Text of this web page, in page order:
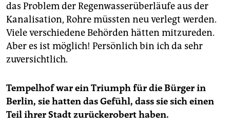
das Problem der Regenwasserüberläufe aus der
Kanalisation, Rohre müssten neu verlegt werden.
Viele verschiedene Behörden hätten mitzureden.
Aber es ist möglich! Persönlich bin ich da sehr
zuversichtlich.
Tempelhof war ein Triumph für die Bürger in
Berlin, sie hatten das Gefühl, dass sie sich einen
Teil ihrer Stadt zurückerobert haben.